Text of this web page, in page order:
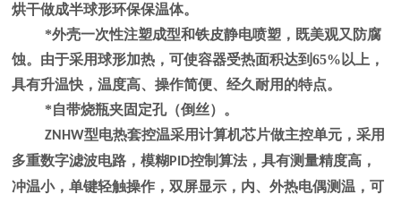
烘干做成半球形环保保温体。
*外壳一次性注塑成型和铁皮静电喷塑，既美观又防腐
蚀。由于采用球形加热，可使容器受热面积达到65%以上，
具有升温快，温度高、操作简便、经久耐用的特点。
*自带烧瓶夹固定孔（倒丝）。
ZNHW型电热套控温采用计算机芯片做主控单元，采用
多重数字滤波电路，模糊 PID控制算法，具有测量精度高，
冲温小，单键轻触操作，双屏显示，内、外热电偶测温，可